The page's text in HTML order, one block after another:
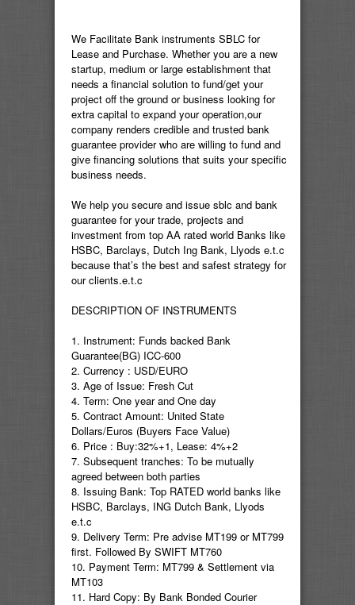
We Facilitate Bank instruments SBLC for
Lease and Purchase. Whether you are a new
startup, medium or large establishment that
needs a financial solution to fund/get your
project off the ground or business looking for
extra capital to expand your operation,our
company renders credible and trusted bank
guarantee provider who are willing to fund and
give financing solutions that suits your specific
business needs.
We help you secure and issue sblc and bank
guarantee for your trade, projects and
investment from top AA rated world Banks like
HSBC, Barclays, Dutch Ing Bank, Llyods e.t.c
because that’s the best and safest strategy for
our clients.e.t.c
DESCRIPTION OF INSTRUMENTS
1. Instrument: Funds backed Bank
Guarantee(BG) ICC-600
2. Currency : USD/EURO
3. Age of Issue: Fresh Cut
4. Term: One year and One day
5. Contract Amount: United State
Dollars/Euros (Buyers Face Value)
6. Price : Buy:32%+1, Lease: 4%+2
7. Subsequent tranches: To be mutually
agreed between both parties
8. Issuing Bank: Top RATED world banks like
HSBC, Barclays, ING Dutch Bank, Llyods
e.t.c
9. Delivery Term: Pre advise MT199 or MT799
first. Followed By SWIFT MT760
10. Payment Term: MT799 & Settlement via
MT103
11. Hard Copy: By Bank Bonded Courier